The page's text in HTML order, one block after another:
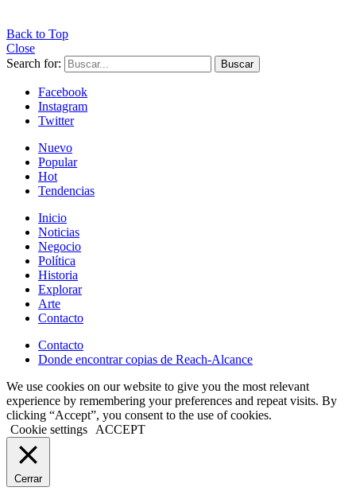
Back to Top
Close
Search for:
Buscar
Facebook
Instagram
Twitter
Nuevo
Popular
Hot
Tendencias
Inicio
Noticias
Negocio
Política
Historia
Explorar
Arte
Contacto
Contacto
Donde encontrar copias de Reach-Alcance
We use cookies on our website to give you the most relevant
experience by remembering your preferences and repeat visits. By
clicking “Accept”, you consent to the use of cookies.
Cookie settings
ACCEPT
Cerrar